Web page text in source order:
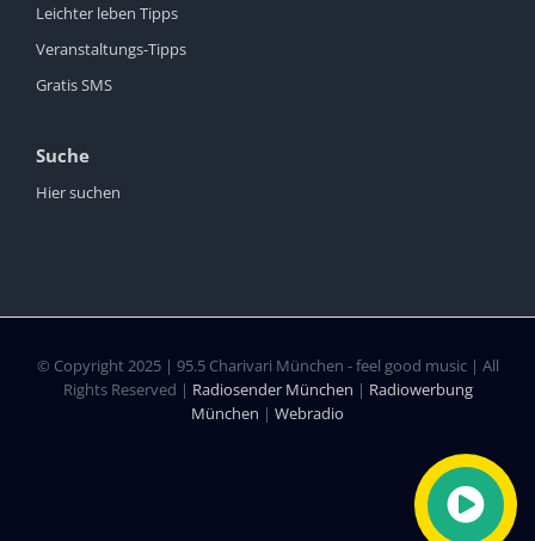
Leichter leben Tipps
Veranstaltungs-Tipps
Gratis SMS
Suche
Hier suchen
© Copyright 2025 | 95.5 Charivari München - feel good music | All
Rights Reserved | Radiosender München | Radiowerbung
München | Webradio